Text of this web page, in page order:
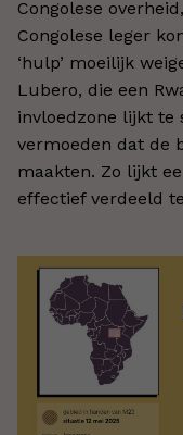
Congolese
Congolese leger
‘hulp’ moeilijk
Lubero, die een
invloedzone lijkt te
vermoeden dat de
maakten. Zo lijkt
effectief verdeeld